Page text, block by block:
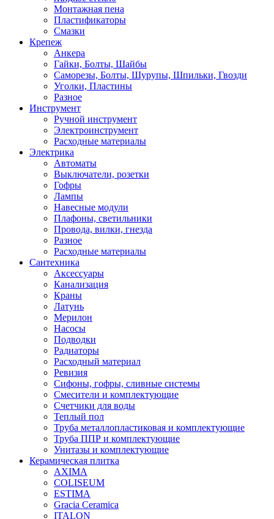
Монтажная пена
Пластификаторы
Смазки
Крепеж
Анкера
Гайки, Болты, Шайбы
Саморезы, Болты, Шурупы, Шпильки, Гвозди
Уголки, Пластины
Разное
Инструмент
Ручной инструмент
Электроинструмент
Расходные материалы
Электрика
Автоматы
Выключатели, розетки
Гофры
Лампы
Навесные модули
Плафоны, светильники
Провода, вилки, гнезда
Разное
Расходные материалы
Сантехника
Аксессуары
Канализация
Краны
Латунь
Мерилон
Насосы
Подводки
Радиаторы
Расходный материал
Ревизия
Сифоны, гофры, сливные системы
Смесители и комплектующие
Счетчики для воды
Теплый пол
Труба металлопластиковая и комплектующие
Труба ППР и комплектующие
Унитазы и комплектующие
Керамическая плитка
AXIMA
COLISEUM
ESTIMA
Gracia Ceramica
ITALON